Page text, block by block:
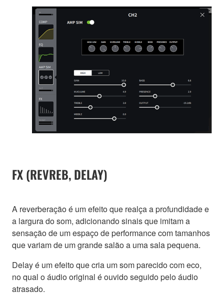
FX (REVREB, DELAY)
A reverberação é um efeito que realça a profundidade e
a largura do som, adicionando sinais que imitam a
sensação de um espaço de performance com tamanhos
que variam de um grande salão a uma sala pequena.
Delay é um efeito que cria um som parecido com eco,
no qual o áudio original é ouvido seguido pelo áudio
atrasado.